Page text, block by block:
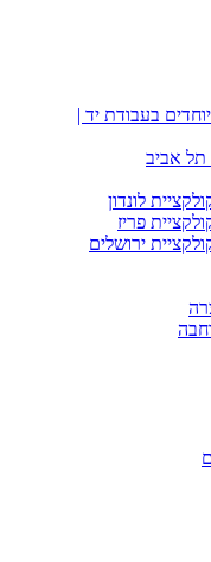
בעבודת יד |
תל אביב
לונדון
פריז
ירושלים